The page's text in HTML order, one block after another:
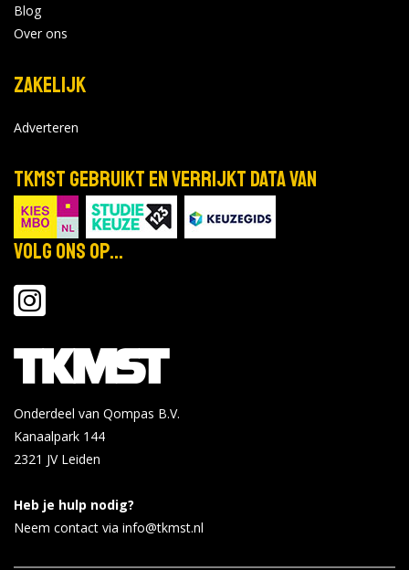
Blog
Over ons
Zakelijk
Adverteren
TKMST gebruikt en verrijkt data van
Volg ons op...
Onderdeel van Qompas B.V.
Kanaalpark 144
2321 JV Leiden
Heb je hulp nodig?
Neem contact via info@tkmst.nl